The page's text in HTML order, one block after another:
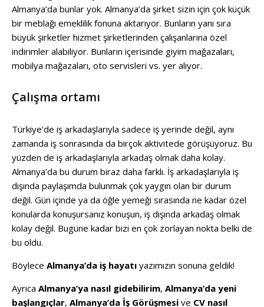
Almanya’da bunlar yok. Almanya’da şirket sizin için çok küçük
bir meblağı emeklilik fonuna aktarıyor. Bunların yanı sıra
büyük şirketler hizmet şirketlerinden çalışanlarına özel
indirimler alabiliyor. Bunların içerisinde giyim mağazaları,
mobilya mağazaları, oto servisleri vs. yer alıyor.
Çalışma ortamı
Türkiye’de iş arkadaşlarıyla sadece iş yerinde değil, aynı
zamanda iş sonrasında da birçok aktivitede görüşüyoruz. Bu
yüzden de iş arkadaşlarıyla arkadaş olmak daha kolay.
Almanya’da bu durum biraz daha farklı. İş arkadaşlarıyla iş
dışında paylaşımda bulunmak çok yaygın olan bir durum
değil. Gün içinde ya da öğle yemeği sırasında ne kadar özel
konularda konuşursanız konuşun, iş dışında arkadaş olmak
kolay değil. Bugüne kadar bizi en çok zorlayan nokta belki de
bu oldu.
Böylece Almanya’da iş hayatı yazımızın sonuna geldik!
Ayrıca Almanya’ya nasıl gidebilirim, Almanya’da yeni
başlangıçlar, Almanya’da İş Görüşmesi ve CV nasıl